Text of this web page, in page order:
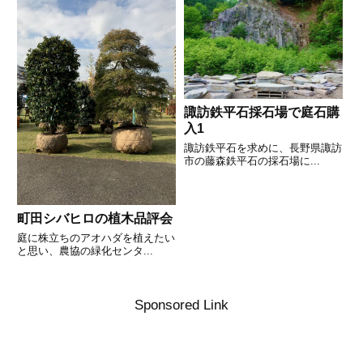
町田シバヒロの植木品評会
庭に株立ちのアオハダを植えたい
と思い、農協の緑化センタ...
諏訪鉄平石採石場で庭石購
入1
諏訪鉄平石を求めに、長野県諏訪
市の藤森鉄平石の採石場に...
Sponsored Link